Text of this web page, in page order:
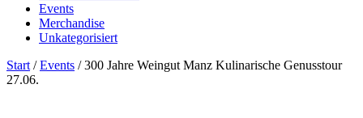
Events
Merchandise
Unkategorisiert
Start/Events / 300 Jahre Weingut Manz Kulinarische Genusstour
27.06.